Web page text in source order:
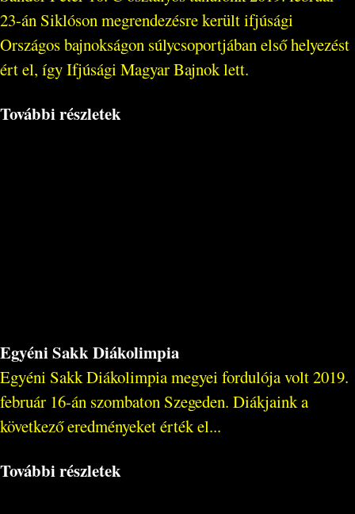
23-án Siklóson megrendezésre került ifjúsági
Országos bajnokságon súlycsoportjában első helyezést
ért el, így Ifjúsági Magyar Bajnok lett.
További részletek
Egyéni Sakk Diákolimpia
Egyéni Sakk Diákolimpia megyei fordulója volt 2019.
február 16-án szombaton Szegeden. Diákjaink a
következő eredményeket érték el...
További részletek